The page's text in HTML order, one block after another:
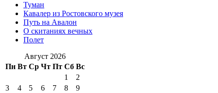
Туман
Кавалер из Ростовского музея
Путь на Авалон
О скитаниях вечных
Полет
Август 2026
Пн Вт Ср Чт Пт Сб Вс
1
2
3
4 5 6 7 8
9